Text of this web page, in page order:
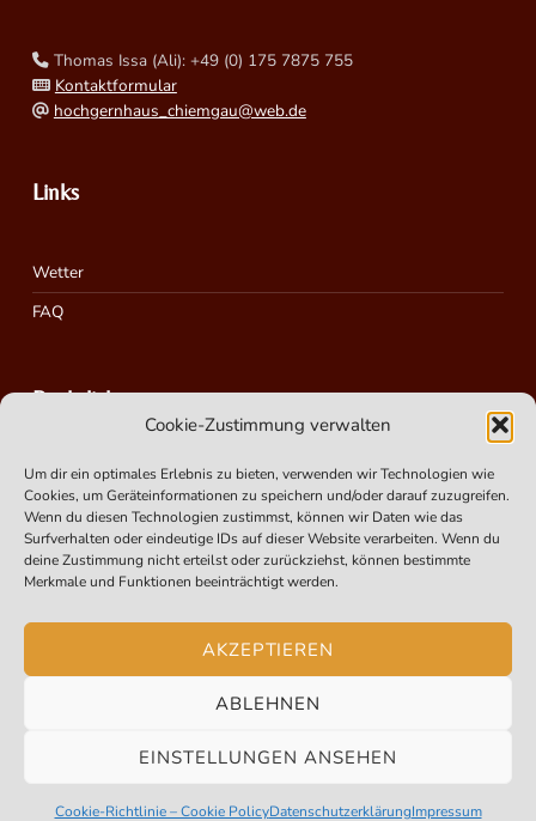
Cookie-Zustimmung verwalten
Um dir ein optimales Erlebnis zu bieten, verwenden wir Technologien wie
Cookies, um Geräteinformationen zu speichern und/oder darauf zuzugreifen.
Wenn du diesen Technologien zustimmst, können wir Daten wie das
Surfverhalten oder eindeutige IDs auf dieser Website verarbeiten. Wenn du
deine Zustimmung nicht erteilst oder zurückziehst, können bestimmte
Merkmale und Funktionen beeinträchtigt werden.
AKZEPTIEREN
ABLEHNEN
EINSTELLUNGEN ANSEHEN
Cookie-Richtlinie – Cookie PolicyDatenschutzerklärungImpressum
MENÜ
Thomas Issa (Ali): +49 (0) 175 7875 755
Kontaktformular
hochgernhaus_chiemgau@web.de
Links
Wetter
FAQ
Rechtliches
Impressum
Cookie-Richtlinie – Cookie Policy (EU)
Datenschutzerklärung